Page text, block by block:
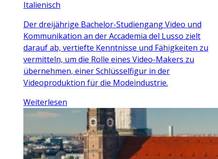
Italienisch
Der dreijährige Bachelor-Studiengang Video und
Kommunikation an der Accademia del Lusso zielt
darauf ab, vertiefte Kenntnisse und Fähigkeiten zu
vermitteln, um die Rolle eines Video-Makers zu
übernehmen, einer Schlüsselfigur in der
Videoproduktion für die Modeindustrie.
Weiterlesen